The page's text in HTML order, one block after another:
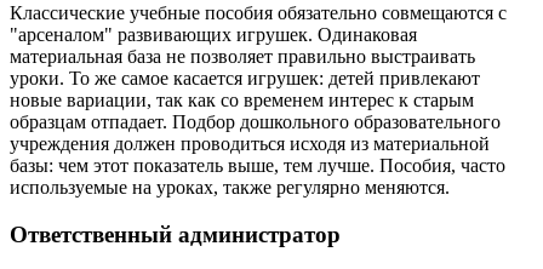
Классические учебные пособия обязательно совмещаются с
"арсеналом" развивающих игрушек. Одинаковая
материальная база не позволяет правильно выстраивать
уроки. То же самое касается игрушек: детей привлекают
новые вариации, так как со временем интерес к старым
образцам отпадает. Подбор дошкольного образовательного
учреждения должен проводиться исходя из материальной
базы: чем этот показатель выше, тем лучше. Пособия, часто
используемые на уроках, также регулярно меняются.
Ответственный администратор